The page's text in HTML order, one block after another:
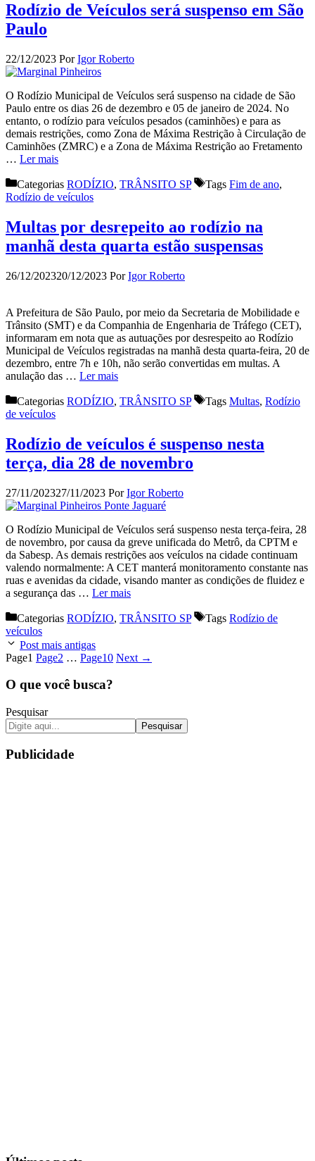
Rodízio de Veículos será suspenso em São
Paulo
22/12/2023 PorIgor Roberto
O Rodízio Municipal de Veículos será suspenso na cidade de São
Paulo entre os dias 26 de dezembro e 05 de janeiro de 2024. No
entanto, o rodízio para veículos pesados (caminhões) e para as
demais restrições, como Zona de Máxima Restrição à Circulação de
Caminhões (ZMRC) e a Zona de Máxima Restrição ao Fretamento
… Ler mais
Categorias RODÍZIO, TRÂNSITO SP Tags Fim de ano,
Rodízio de veículos
Multas por desrepeito ao rodízio na
manhã desta quarta estão suspensas
26/12/202320/12/2023 PorIgor Roberto
A Prefeitura de São Paulo, por meio da Secretaria de Mobilidade e
Trânsito (SMT) e da Companhia de Engenharia de Tráfego (CET),
informaram em nota que as autuações por desrespeito ao Rodízio
Municipal de Veículos registradas na manhã desta quarta-feira, 20 de
dezembro, entre 7h e 10h, não serão convertidas em multas. A
anulação das … Ler mais
Categorias RODÍZIO, TRÂNSITO SP Tags Multas, Rodízio
de veículos
Rodízio de veículos é suspenso nesta
terça, dia 28 de novembro
27/11/202327/11/2023 PorIgor Roberto
O Rodízio Municipal de Veículos será suspenso nesta terça-feira, 28
de novembro, por causa da greve unificada do Metrô, da CPTM e
da Sabesp. As demais restrições aos veículos na cidade continuam
valendo normalmente: A CET manterá monitoramento constante nas
ruas e avenidas da cidade, visando manter as condições de fluidez e
a segurança das … Ler mais
Categorias RODÍZIO, TRÂNSITO SP Tags Rodízio de
veículos
Post mais antigas
Page1 Page2 … Page10 Next →
O que você busca?
Pesquisar
Pesquisar
Publicidade